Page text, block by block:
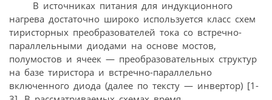
В источниках питания для индукционного
нагрева достаточно широко используется класс схем
тиристорных преобразователей тока со встречно-
параллельными диодами на основе мостов,
полумостов и ячеек — преобразовательных структур
на базе тиристора и встречно-параллельно
включенного диода (далее по тексту — инвертор) [1-